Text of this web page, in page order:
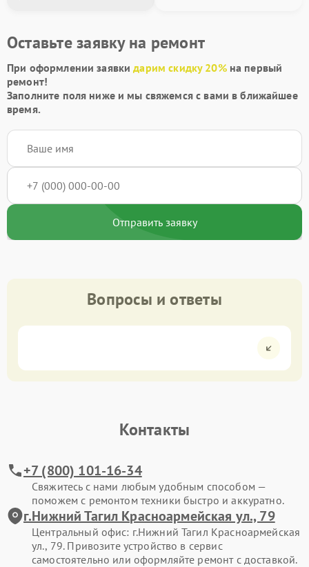
Оставьте заявку на ремонт
При оформлении заявкидарим скидку 20%на первый
ремонт!
Заполните поля ниже и мы свяжемся с вами в ближайшее
время.
Отправить заявку
Вопросы и ответы
Контакты
+7 (800) 101-16-34
Свяжитесь с нами любым удобным способом —
поможем с ремонтом техники быстро и аккуратно.
г.Нижний Тагил Красноармейская ул., 79
Центральный офис: г.Нижний Тагил Красноармейская
ул., 79. Привозите устройство в сервис
самостоятельно или оформляйте ремонт с доставкой.